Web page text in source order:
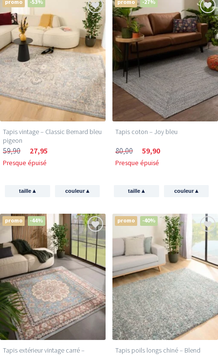
promo -53%
Tapis vintage – Classic Bernard bleu
pigeon
59,90 27,95
Presque épuisé
taille▴ couleur▴
promo -27%
Tapis coton – Joy bleu
80,00 59,90
Presque épuisé
taille▴ couleur▴
promo -44%
Tapis extérieur vintage carré –
promo -40%
Tapis poils longs chiné – Blend